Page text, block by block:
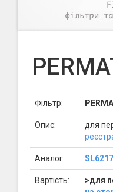
Фільтр:
Опис:
для
Аналог: SL6217
Вартість:
>для